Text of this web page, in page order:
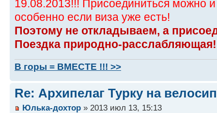
19.08.2013!!! Присоединиться можно
особенно если виза уже есть!
Поэтому не откладываем, а
Поездка природно-расслабляющая!
В горы = ВМЕСТЕ !!! >>
Re: Архипелаг Турку на
Юлька-дохтор » 2013 июл 13, 15:13